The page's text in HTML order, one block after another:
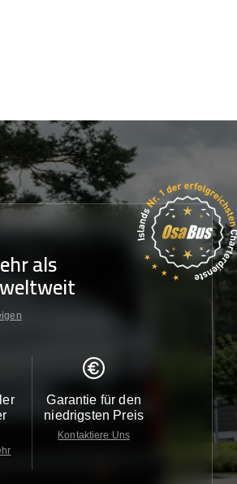
als
Garantie für den
niedrigsten Preis
Kontaktiere Uns Kontaktiere